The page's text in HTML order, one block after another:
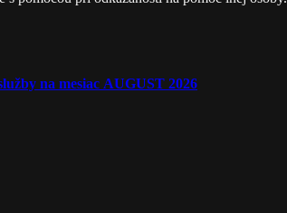
na mesiac AUGUST 2026